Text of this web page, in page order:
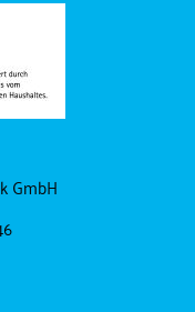
GmbH